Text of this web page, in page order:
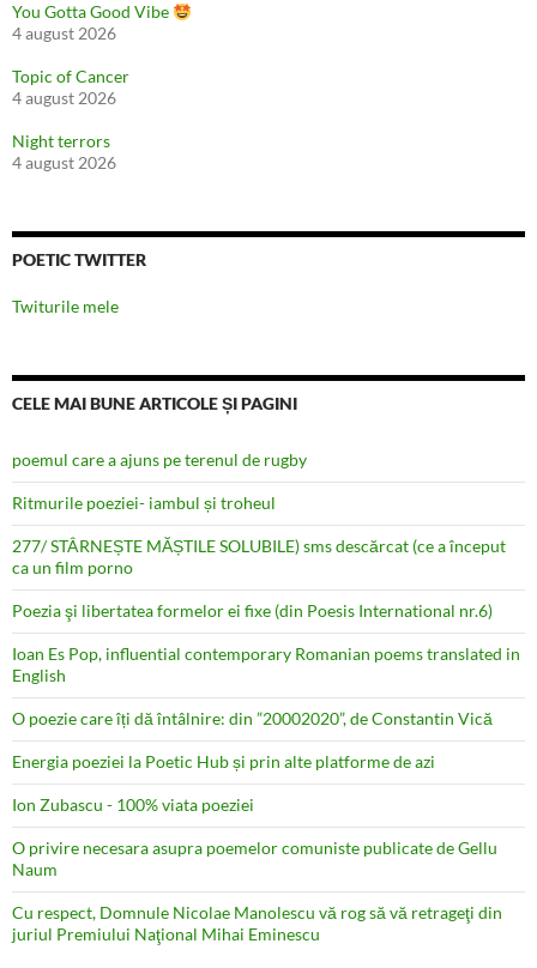
You Gotta Good Vibe
4 august 2026
Topic of Cancer
4 august 2026
Night terrors
4 august 2026
POETIC TWITTER
Twiturile mele
CELE MAI BUNE ARTICOLE ȘI PAGINI
poemul care a ajuns pe terenul de rugby
Ritmurile poeziei- iambul și troheul
277/ STÂRNEȘTE MĂȘTILE SOLUBILE) sms descărcat (ce a început
ca un film porno
Poezia şi libertatea formelor ei fixe (din Poesis International nr.6)
Ioan Es Pop, influential contemporary Romanian poems translated in
English
O poezie care îți dă întâlnire: din ”20002020”, de Constantin Vică
Energia poeziei la Poetic Hub și prin alte platforme de azi
Ion Zubascu - 100% viata poeziei
O privire necesara asupra poemelor comuniste publicate de Gellu
Naum
Cu respect, Domnule Nicolae Manolescu vă rog să vă retrageţi din
juriul Premiului Naţional Mihai Eminescu